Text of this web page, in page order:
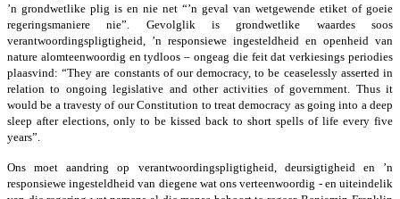
’n grondwetlike plig is en nie net “’n geval van wetgewende etiket of goeie
regeringsmaniere nie”. Gevolglik is grondwetlike waardes soos
verantwoordingspligtigheid, ’n responsiewe ingesteldheid en openheid van
nature alomteenwoordig en tydloos – ongeag die feit dat verkiesings periodies
plaasvind: “They are constants of our democracy, to be ceaselessly asserted in
relation to ongoing legislative and other activities of government. Thus it
would be a travesty of our Constitution to treat democracy as going into a deep
sleep after elections, only to be kissed back to short spells of life every five
years”.
Ons moet aandring op verantwoordingspligtigheid, deursigtigheid en ’n
responsiewe ingesteldheid van diegene wat ons verteenwoordig -­ en uiteindelik